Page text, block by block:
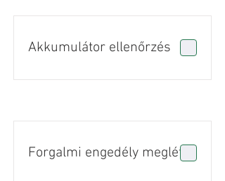
Akkumulátor ellenőrzés
Forgalmi engedély megléte